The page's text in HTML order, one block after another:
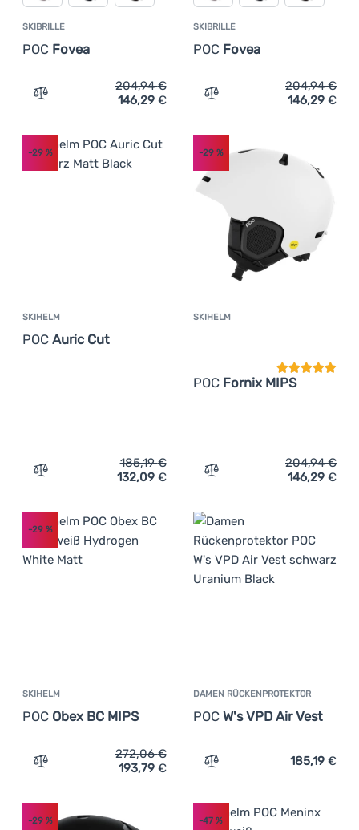
SKIBRILLE
POC Fovea
Zum Vergleich 'Skibrille POC Fovea' hinzufügen
204,94€
146,29 €
SKIBRILLE
POC Fovea
Zum Vergleich 'Skibrille
204,94€
146,29 €
SKIHELM
POC Auric Cut
-29 %
Zum Vergleich 'Skihelm POC Auric Cut' hinzufügen
185,19€
132,09 €
SKIHELM
POC Fornix MIPS
-29%
Zum Vergleich 'Skihelm
204,94€
146,29 €
SKIHELM
POC Obex BC MIPS
-29 %
Zum Vergleich 'Skihelm POC Obex BC MIPS' hinzufügen
272,06€
193,79 €
DAMEN RÜCKENPROTEKTOR
POC W's VPD Air Vest
Zum Vergleich 'Damen
185,19 €
-29 % -47 %